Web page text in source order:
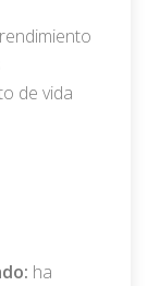
de vida
ha